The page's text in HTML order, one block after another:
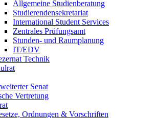
Allgemeine Studienberatung
Studierendensekretariat
International Student Services
Zentrales Prüfungsamt
Stunden- und Raumplanung
IT/EDV
Technik
Senat
Vertretung
Ordnungen & Vorschriften